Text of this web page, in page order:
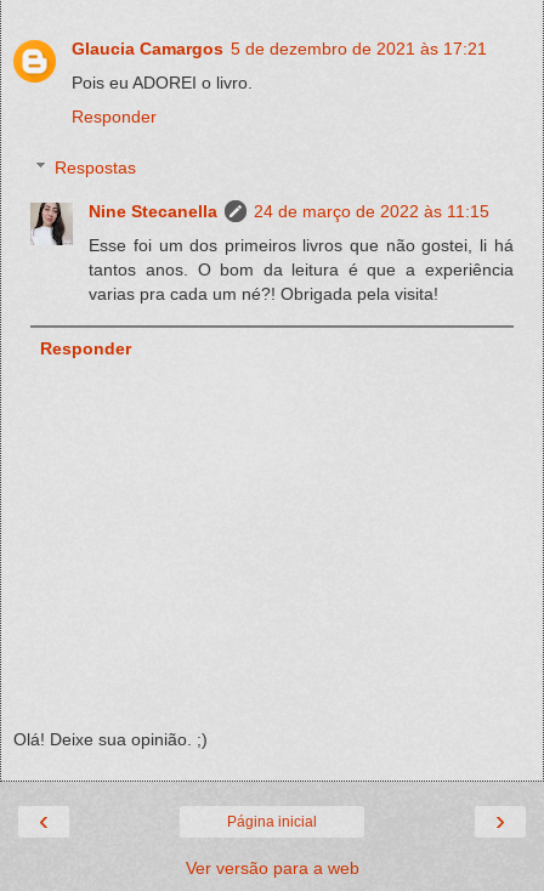
Glaucia Camargos 5 de dezembro de 2021 às 17:21
Pois eu ADOREI o livro.
Responder
Respostas
Nine Stecanella
24 de março de 2022 às 11:15
Esse foi um dos primeiros livros que não gostei, li há
tantos anos. O bom da leitura é que a experiência
varias pra cada um né?! Obrigada pela visita!
Responder
Olá! Deixe sua opinião. ;)
‹ ›
Página inicial
Ver versão para a web